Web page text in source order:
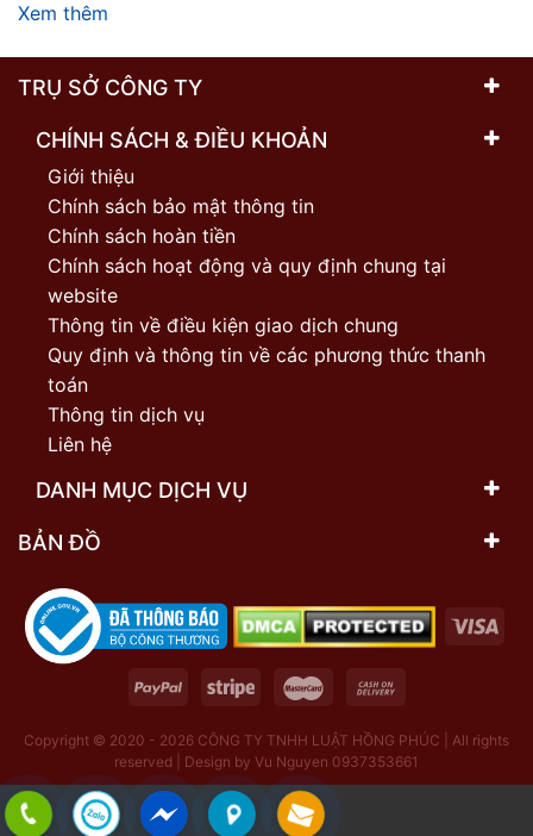
Xem thêm
TRỤ SỞ CÔNG TY
CHÍNH SÁCH & ĐIỀU KHOẢN
Giới thiệu
Chính sách bảo mật thông tin
Chính sách hoàn tiền
Chính sách hoạt động và quy định chung tại
website
Thông tin về điều kiện giao dịch chung
Quy định và thông tin về các phương thức thanh
toán
Thông tin dịch vụ
Liên hệ
DANH MỤC DỊCH VỤ
BẢN ĐỒ
Copyright © 2020 - 2026 CÔNG TY TNHH LUẬT HỒNG PHÚC | All rights
reserved | Design by Vu Nguyen 0937353661